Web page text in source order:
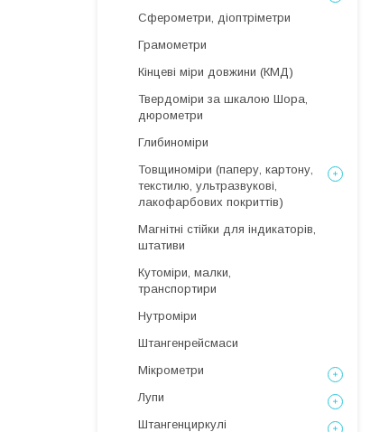
Сферометри, діоптріметри
Грамометри
Кінцеві міри довжини (КМД)
Твердоміри за шкалою Шора,
дюрометри
Глибиноміри
Товщиноміри (паперу, картону,
текстилю, ультразвукові,
лакофарбових покриттів)
Магнітні стійки для індикаторів,
штативи
Кутоміри, малки,
транспортири
Нутроміри
Штангенрейсмаси
Мікрометри
Лупи
Штангенциркулі